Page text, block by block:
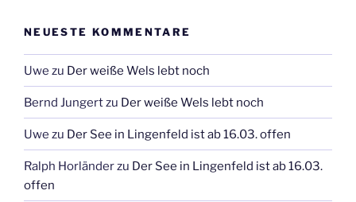
NEUESTE KOMMENTARE
Uwe zu Der weiße Wels lebt noch
Bernd Jungertzu Der weiße Wels lebt noch
Uwe zu Der See in Lingenfeld ist ab 16.03. offen
Ralph Horländerzu Der See in Lingenfeld ist ab 16.03.
offen